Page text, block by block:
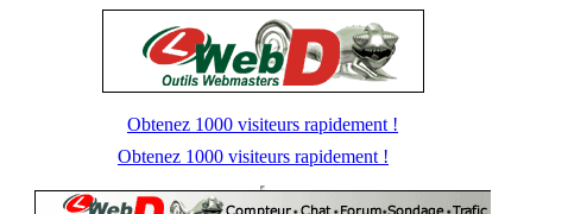
Obtenez 1000 visiteurs rapidement !
Obtenez 1000 visiteurs rapidement !